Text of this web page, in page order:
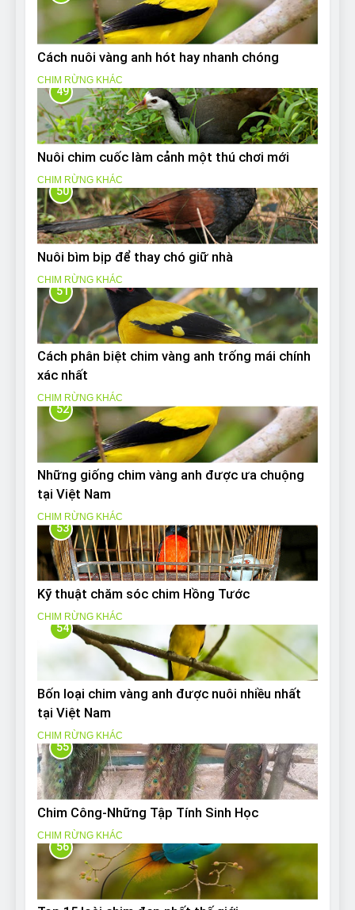
Cách nuôi vàng anh hót hay nhanh chóng
CHIM RỪNG KHÁC
49
Nuôi chim cuốc làm cảnh một thú chơi mới
CHIM RỪNG KHÁC
50
Nuôi bìm bịp để thay chó giữ nhà
CHIM RỪNG KHÁC
51
Cách phân biệt chim vàng anh trống mái chính
xác nhất
CHIM RỪNG KHÁC
52
Những giống chim vàng anh được ưa chuộng
tại Việt Nam
CHIM RỪNG KHÁC
53
Kỹ thuật chăm sóc chim Hồng Tước
CHIM RỪNG KHÁC
54
Bốn loại chim vàng anh được nuôi nhiều nhất
tại Việt Nam
CHIM RỪNG KHÁC
55
Chim Công-Những Tập Tính Sinh Học
CHIM RỪNG KHÁC
56